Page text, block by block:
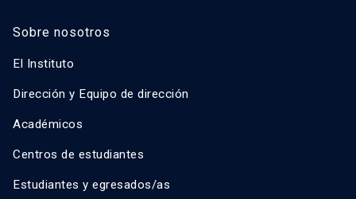
Sobre nosotros
El Instituto
Dirección y Equipo de dirección
Académicos
Centros de estudiantes
Estudiantes y egresados/as